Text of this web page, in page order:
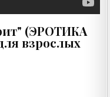
(ЭРОТИКА
взрослых